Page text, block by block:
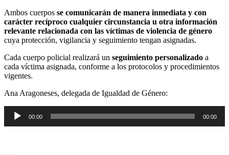
Ambos cuerpos se comunicarán de manera inmediata y con
carácter recíproco cualquier circunstancia u otra información
relevante relacionada con las víctimas de violencia de género
cuya protección, vigilancia y seguimiento tengan asignadas.
Cada cuerpo policial realizará un seguimiento personalizado a
cada víctima asignada, conforme a los protocolos y procedimientos
vigentes.
Ana Aragoneses, delegada de Igualdad de Género:
Reproductor
audio
00:00 00:00